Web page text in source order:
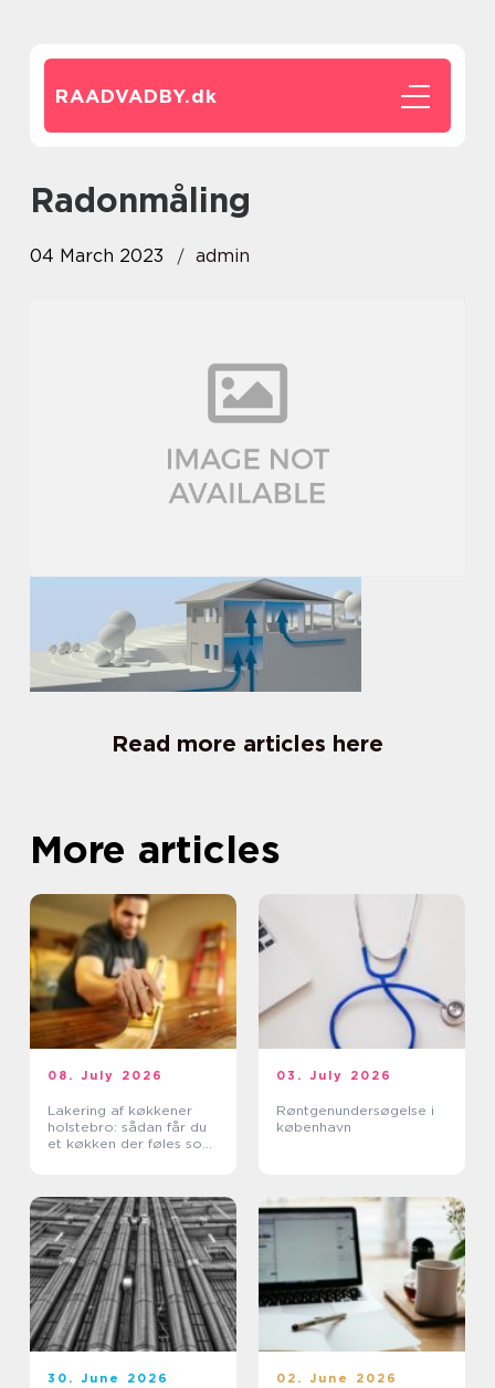
RAADVADBY.dk
radonmåling
04 March 2023 admin
Read more articles here
More articles
08. July 2026
Lakering af køkkener
holstebro: sådan får du
et køkken der føles som
03. July 2026
Røntgenundersøgelse i
københavn
30. June 2026 02. June 2026